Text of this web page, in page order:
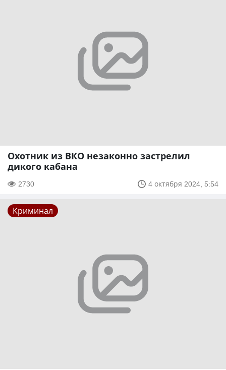
Охотник из ВКО незаконно застрелил
дикого кабана
2730 4 октября 2024, 5:54
Криминал